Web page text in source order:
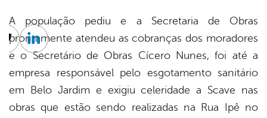
A população pediu e a Secretaria de Obras
prontamente atendeu as cobranças dos moradores
e o Secretário de Obras Cícero Nunes, foi até a
empresa responsável pelo esgotamento sanitário
em Belo Jardim e exigiu celeridade a Scave nas
obras que estão sendo realizadas na Rua Ipê no
Twitter
Linkedin